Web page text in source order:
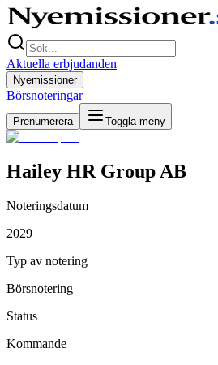
Aktuella erbjudanden
Nyemissioner
Börsnoteringar
Prenumerera Toggla meny
Hailey HR Group AB
Noteringsdatum
2029
Typ av notering
Börsnotering
Status
Kommande